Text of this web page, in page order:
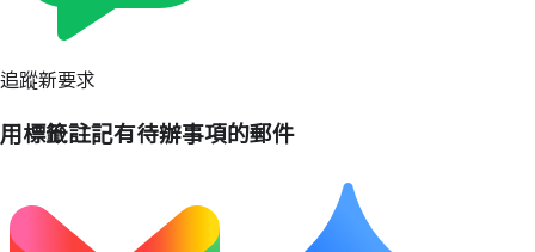
追蹤新要求
用標籤註記有待辦事項的郵件